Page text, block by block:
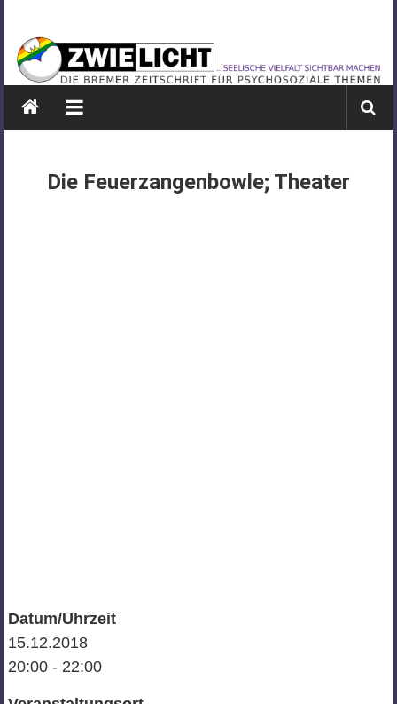
springen
ZWIELICHT
BREMEN
DIE
PSYCHOSOZIALE
Die Feuerzangenbowle; Theater
Datum/Uhrzeit
15.12.2018
20:00 - 22:00